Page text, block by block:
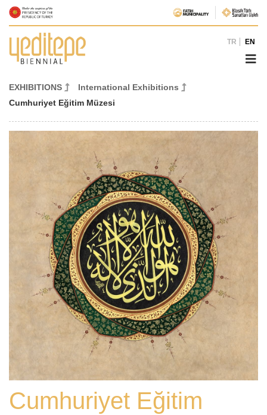
TR EN
EXHIBITIONS
International Exhibitions
Cumhuriyet Eğitim Müzesi
Cumhuriyet Eğitim